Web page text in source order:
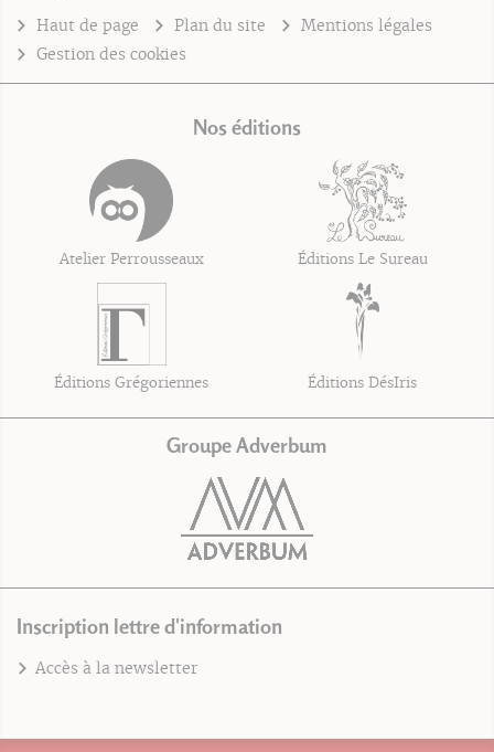
Haut de page Plan du site
Mentions légales
Gestion des cookies
Nos éditions
Atelier Perrousseaux Éditions Le Sureau
Éditions Grégoriennes Éditions DésIris
Groupe Adverbum
Inscription lettre d'information
Accès à la newsletter